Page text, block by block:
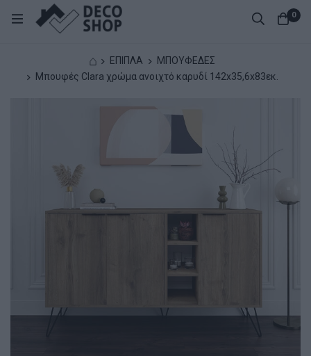
0
⌂ ΕΠΙΠΛΑ
ΜΠΟΥΦΕΔΕΣ
Μπουφές Clara χρώμα ανοιχτό καρυδί 142x35,6x83εκ.